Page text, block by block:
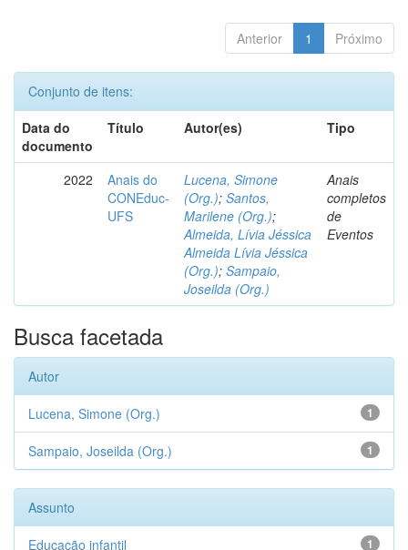
Anterior 1 Próximo
Conjunto de itens:
Data do
documento
Título Autor(es) Tipo
2022
Anais do
CONEduc-
UFS
Lucena, Simone
(Org.); Santos,
Marilene (Org.);
Almeida, Lívia Jéssica
Almeida Lívia Jéssica
(Org.); Sampaio,
Joseilda (Org.)
Anais
completos
de
Eventos
Busca facetada
Autor
1
Lucena, Simone (Org.)
1
Sampaio, Joseilda (Org.)
Assunto
1
Educação infantil